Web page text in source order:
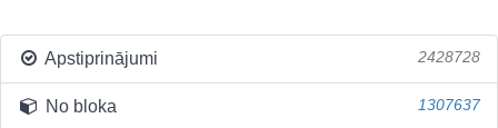
Apstiprinājumi 2428728
No bloka 1307637